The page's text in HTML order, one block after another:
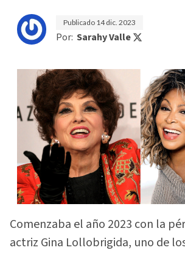
Publicado 14 dic. 2023
Por: Sarahy Valle
Comenzaba el año 2023 con la
actriz Gina Lollobrigida, uno de